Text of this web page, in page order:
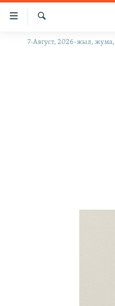
Линктер
Мазмунга
Навигацияга
ЖАҢЫЛЫКТАР
Издөө
7-Август, 2026-жыл,